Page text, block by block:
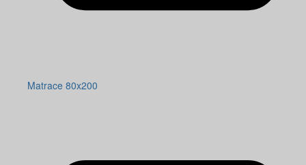
Matrace 80x200